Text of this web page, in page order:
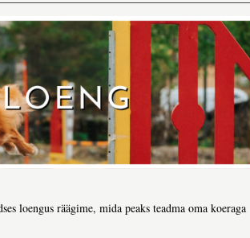
loengus räägime, mida peaks teadma oma koeraga